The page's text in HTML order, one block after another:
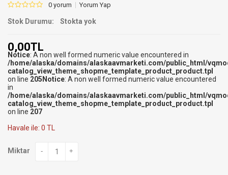
0 yorum Yorum Yap
Stok Durumu: Stokta yok
0,00TL
Notice: A non well formed numeric value encountered in
/home/alaska/domains/alaskaavmarketi.com/public_html/
catalog_view_theme_shopme_template_product_product.tpl
on line 205 Notice: A non well formed numeric value encountered
in
/home/alaska/domains/alaskaavmarketi.com/public_html/
catalog_view_theme_shopme_template_product_product.tpl
on line 207
Havale ile: 0 TL
Miktar - +